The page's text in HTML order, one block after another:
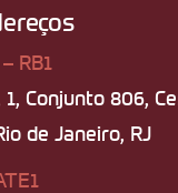
RB1
1, Conjunto 806,
de Janeiro, RJ